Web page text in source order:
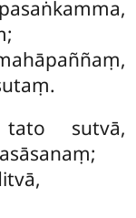
tato sutvā,